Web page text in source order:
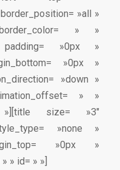
»all »
» »
»0px »
»0px »
»down »
» »
size= »3″
»none »
»0px »
» id= » »]